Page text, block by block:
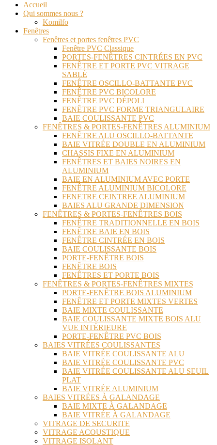
Accueil
Qui sommes nous ?
Komilfo
Fenêtres
Fenêtres et portes fenêtres PVC
Fenêtre PVC Classique
PORTES-FENÊTRES CINTRÉES EN PVC
FENÊTRE ET PORTE PVC VITRAGE
SABLÉ
FENÊTRE OSCILLO-BATTANTE PVC
FENÊTRE PVC BICOLORE
FENÊTRE PVC DÉPOLI
FENÊTRE PVC FORME TRIANGULAIRE
BAIE COULISSANTE PVC
FENÊTRES & PORTES-FENÊTRES ALUMINIUM
FENÊTRE ALU OSCILLO-BATTANTE
BAIE VITRÉE DOUBLE EN ALUMINIUM
CHASSIS FIXE EN ALUMINIUM
FENÊTRES ET BAIES NOIRES EN
ALUMINIUM
BAIE EN ALUMINIUM AVEC PORTE
FENÊTRE ALUMINIUM BICOLORE
FENETRE CEINTREE ALUMINIUM
BAIES ALU GRANDE DIMENSION
FENÊTRES & PORTES-FENÊTRES BOIS
FENÊTRE TRADITIONNELLE EN BOIS
FENÊTRE BAIE EN BOIS
FENÊTRE CINTRÉE EN BOIS
BAIE COULISSANTE BOIS
PORTE-FENÊTRE BOIS
FENÊTRE BOIS
FENÊTRES ET PORTE BOIS
FENÊTRES & PORTES-FENÊTRES MIXTES
PORTE-FENÊTRE BOIS ALUMINIUM
FENÊTRE ET PORTE MIXTES VERTES
BAIE MIXTE COULISSANTE
BAIE COULISSANTE MIXTE BOIS ALU
VUE INTÉRIEURE
PORTE-FENÊTRE PVC BOIS
BAIES VITRÉES COULISSANTES
BAIE VITRÉE COULISSANTE ALU
BAIE VITRÉE COULISSANTE PVC
BAIE VITRÉE COULISSANTE ALU SEUIL
PLAT
BAIE VITRÉE ALUMINIUM
BAIES VITRÉES À GALANDAGE
BAIE MIXTE À GALANDAGE
BAIE VITRÉE À GALANDAGE
VITRAGE DE SECURITE
VITRAGE ACOUSTIQUE
VITRAGE ISOLANT